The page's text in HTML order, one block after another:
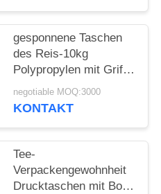
gesponnene Taschen
des Reis-10kg
Polypropylen mit Griff-
Faden-nähender
Gewohnheit gedruckt
negotiable MOQ:3000
KONTAKT
Tee-
Verpackengewohnheit
Drucktaschen mit Bopp